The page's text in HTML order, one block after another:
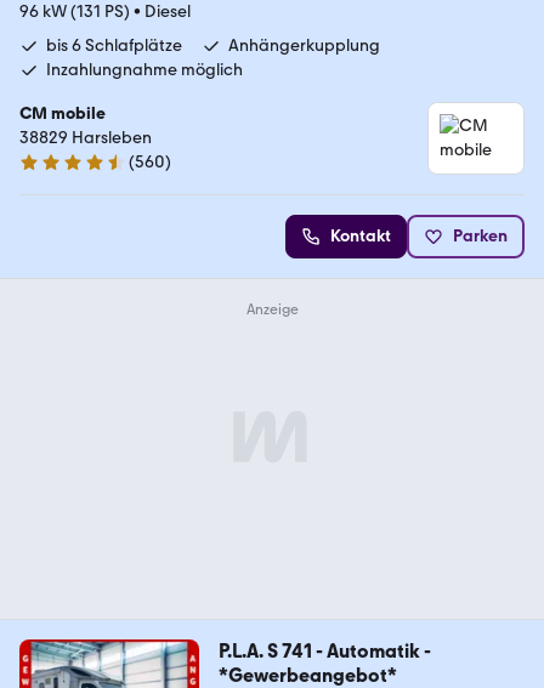
96 kW (131 PS) • Diesel
bis 6 Schlafplätze
Anhängerkupplung
Inzahlungnahme möglich
CM mobile
38829 Harsleben
4.7 Sterne
(560)
Kontakt Parken
P.L.A. S 741 - Automatik -
*Gewerbeangebot*